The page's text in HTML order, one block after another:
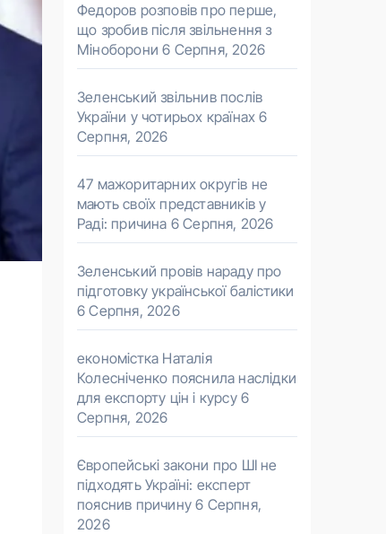
Федоров розповів про перше,
що зробив після звільнення з
Міноборони 6 Серпня, 2026
Зеленський звільнив послів
України у чотирьох країнах 6
Серпня, 2026
47 мажоритарних округів не
мають своїх представників у
Раді: причина 6 Серпня, 2026
Зеленський провів нараду про
підготовку української балістики
6 Серпня, 2026
економістка Наталія
Колесніченко пояснила наслідки
для експорту цін і курсу 6
Серпня, 2026
Європейські закони про ШІ не
підходять Україні: експерт
пояснив причину 6 Серпня,
2026